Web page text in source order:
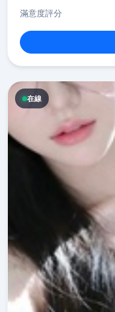
滿意度評分
在線